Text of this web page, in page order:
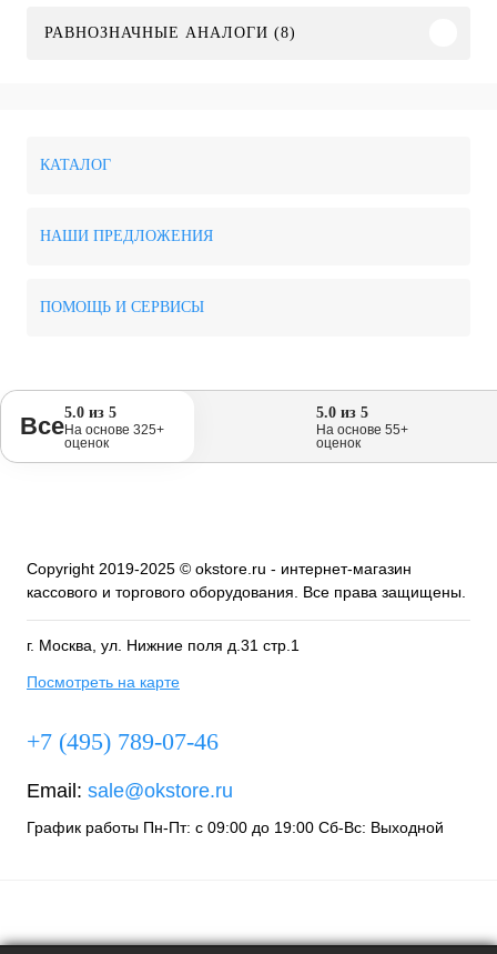
РАВНОЗНАЧНЫЕ АНАЛОГИ (8)
КАТАЛОГ
НАШИ ПРЕДЛОЖЕНИЯ
ПОМОЩЬ И СЕРВИСЫ
Все5.0 из 5
На основе 325+
оценок
5.0 из 5
На основе 55+
оценок
Copyright 2019-2025 © okstore.ru - интернет-магазин
кассового и торгового оборудования. Все права защищены.
г. Москва, ул. Нижние поля д.31 стр.1
Посмотреть на карте
+7 (495) 789-07-46
Email: sale@okstore.ru
График работы Пн-Пт: с 09:00 до 19:00 Сб-Вс: Выходной